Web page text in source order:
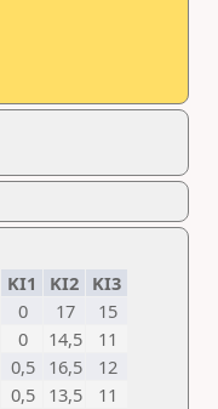
ΚΙ1 ΚΙ2 ΚΙ3
0 17
15
0 14,5
11
0,5 16,5
12
0,5 13,5
11